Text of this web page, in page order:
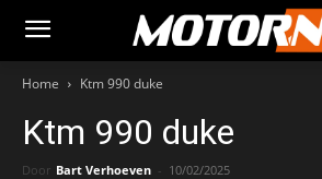
Home Ktm 990 duke
Ktm 990 duke
Door Bart Verhoeven - 10/02/2025